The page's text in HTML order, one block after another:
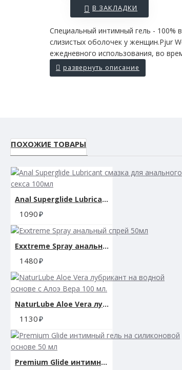
В ЗАКЛАДКИ
Специальный интимный гель - 100%
слизистых оболочек у женщин.Pjur
ежедневного использования, во
ПОХОЖИЕ ТОВАРЫ
Anal Superglide Lubricant смазка для анального секса 100мл
1090
Exxtreme Spray анальный спрей 50мл
1480
NaturLube Aloe Vera лубрикант на водной основе с Алоэ Вера 100 мл.
1130
Premium Glide интимный гель на силиконовой основе 50 мл